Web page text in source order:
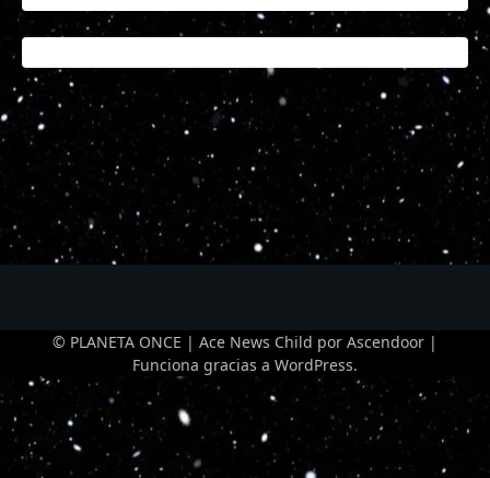
© PLANETA ONCE | Ace News Child por Ascendoor |
Funciona gracias a WordPress.